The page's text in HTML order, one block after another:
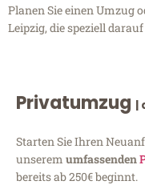
Planen Sie einen Umzug
Leipzig, die speziell
Privatumzug |
Starten Sie Ihren
unserem umfassenden
bereits ab 250€ beginnt.